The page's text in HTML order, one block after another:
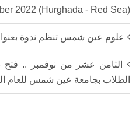
2022 (Hurghada - Red Sea)
علوم عين شمس تنظم ندوة
الثامن عشر من نوفمبر .. فتح
الطلاب بجامعة عين شمس للعام